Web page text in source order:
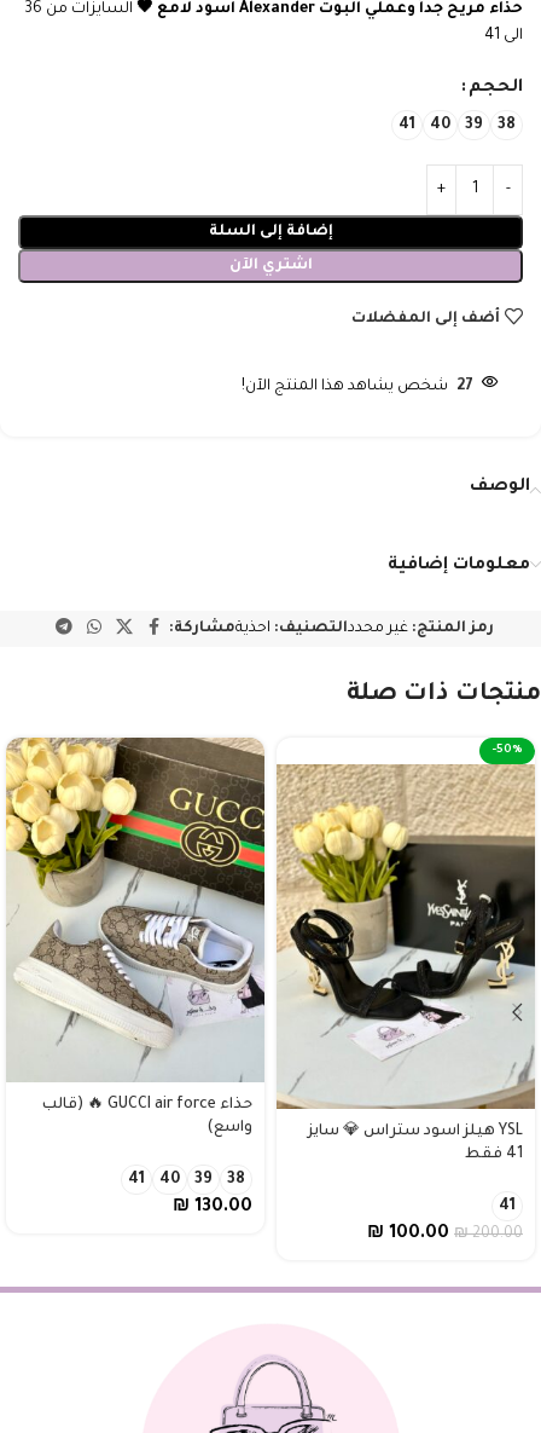
حذاء مريح جداً وعملي البوت Alexander اسود لامع 🖤
السايزات من 36
الى 41
الحجم
38
39
40
41
إضافة إلى السلة
اشتري الآن
أضف إلى المفضلات
27 شخص يشاهد هذا المنتج الآن!
الوصف
معلومات إضافية
رمز المنتج:غير محددالتصنيف: احذيةمشاركة:
منتجات ذات صلة
-50%
YSL هيلز اسود ستراس 💎 سايز
41 فقط
41
₪200.00
₪ 100.00
حذاء GUCCI air force 🔥 (قالب
واسع)
38
39
40
41
₪ 130.00